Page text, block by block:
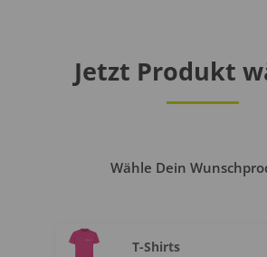
Jetzt Produkt
Wähle Dein
T-Shirts